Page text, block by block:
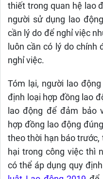
thiết trong quan hệ lao
người sử dụng lao
cần lý do để nghỉ việc
luôn cần có lý do chính
nghỉ việc.
Tóm lại, người lao
định loại hợp đồng lao
lao động để đảm bảo
hợp đồng lao động
theo thời hạn báo
hại trong công việc thì
có thể áp dụng quy